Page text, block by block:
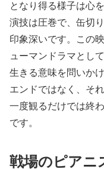
となり得る様子は心
演技は圧巻で、缶切
印象深いです。この
ューマンドラマとし
生きる意味を問いか
エンドではなく、そ
一度観るだけでは終
です。
戦場のピアニ